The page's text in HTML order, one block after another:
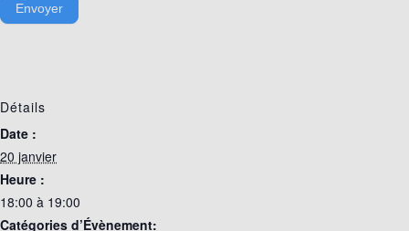
Envoyer
Détails
Date :
20 janvier
Heure :
18:00 à 19:00
Catégories d’Évènement: